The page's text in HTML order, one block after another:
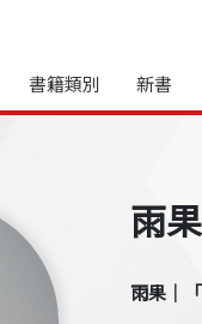
書籍類別 新書
雨果
雨果｜「